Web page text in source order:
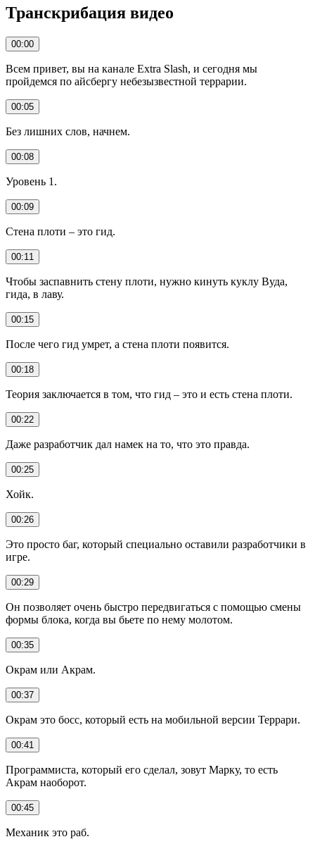
Транскрибация видео
00:00
Всем привет, вы на канале Extra Slash, и сегодня мы
пройдемся по айсбергу небезызвестной террарии.
00:05
Без лишних слов, начнем.
00:08
Уровень 1.
00:09
Стена плоти – это гид.
00:11
Чтобы заспавнить стену плоти, нужно кинуть куклу Вуда,
гида, в лаву.
00:15
После чего гид умрет, а стена плоти появится.
00:18
Теория заключается в том, что гид – это и есть стена плоти.
00:22
Даже разработчик дал намек на то, что это правда.
00:25
Хойк.
00:26
Это просто баг, который специально оставили разработчики в
игре.
00:29
Он позволяет очень быстро передвигаться с помощью смены
формы блока, когда вы бьете по нему молотом.
00:35
Окрам или Акрам.
00:37
Окрам это босс, который есть на мобильной версии Террари.
00:41
Программиста, который его сделал, зовут Марку, то есть
Акрам наоборот.
00:45
Механик это раб.